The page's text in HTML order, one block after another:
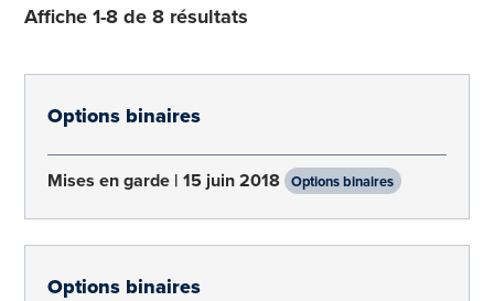
Affiche 1-8 de 8 résultats
Options binaires
Mises en garde 15 juin 2018 Options binaires
Options binaires